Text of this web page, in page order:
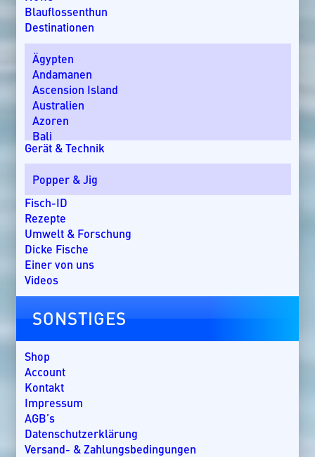
Blauflossenthun
Destinationen
Ägypten
Andamanen
Ascension Island
Australien
Azoren
Bali
Bom Bom Island
Costa Rica
Dänemark
Dominikanische Republik
Ebro-Delta
England
Florida
Griechenland
Guatemala
Kap Verde
Kroatien
Kuba
Lakkadiven
Madagaskar
Malaysia
Malediven
Mallorca
Gerät & Technik
Popper & Jig
Fisch-ID
Rezepte
Umwelt & Forschung
Dicke Fische
Einer von uns
Videos
SONSTIGES
Shop
Account
Kontakt
Impressum
AGB’s
Datenschutzerklärung
Versand- & Zahlungsbedingungen